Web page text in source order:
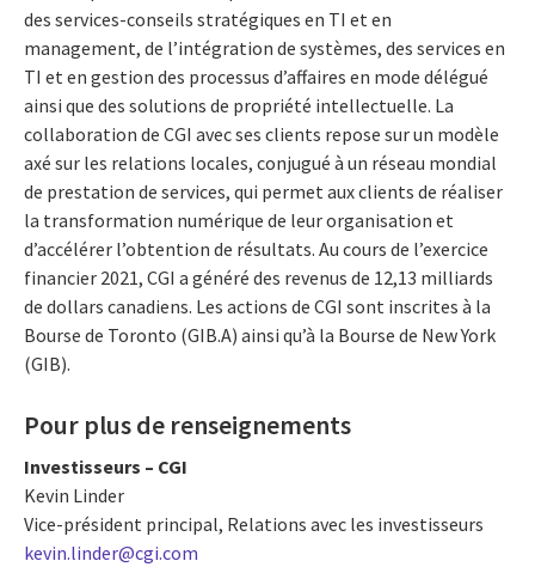
des services-conseils stratégiques en TI et en
management, de l’intégration de systèmes, des services en
TI et en gestion des processus d’affaires en mode délégué
ainsi que des solutions de propriété intellectuelle. La
collaboration de CGI avec ses clients repose sur un modèle
axé sur les relations locales, conjugué à un réseau mondial
de prestation de services, qui permet aux clients de réaliser
la transformation numérique de leur organisation et
d’accélérer l’obtention de résultats. Au cours de l’exercice
financier 2021, CGI a généré des revenus de 12,13 milliards
de dollars canadiens. Les actions de CGI sont inscrites à la
Bourse de Toronto (GIB.A) ainsi qu’à la Bourse de New York
(GIB).
Pour plus de renseignements
Investisseurs – CGI
Kevin Linder
Vice-président principal, Relations avec les investisseurs
kevin.linder@cgi.com